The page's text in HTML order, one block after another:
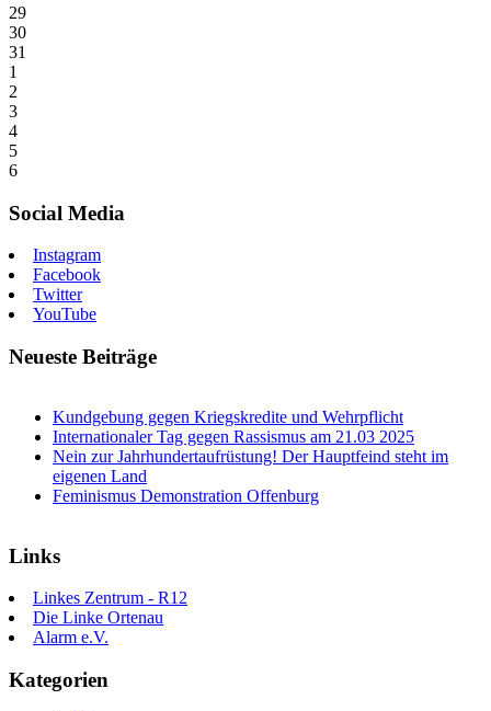
29
30
31
1
2
3
4
5
6
Social Media
Instagram
Facebook
Twitter
YouTube
Neueste Beiträge
Kundgebung gegen Kriegskredite und Wehrpflicht
Internationaler Tag gegen Rassismus am 21.03 2025
Nein zur Jahrhundertaufrüstung! Der Hauptfeind steht im
eigenen Land
Feminismus Demonstration Offenburg
Links
Linkes Zentrum - R12
Die Linke Ortenau
Alarm e.V.
Kategorien